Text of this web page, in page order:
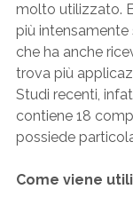
molto utilizzato.
più
che ha anche
trova più
Studi recenti,
contiene 18
possiede
Come viene